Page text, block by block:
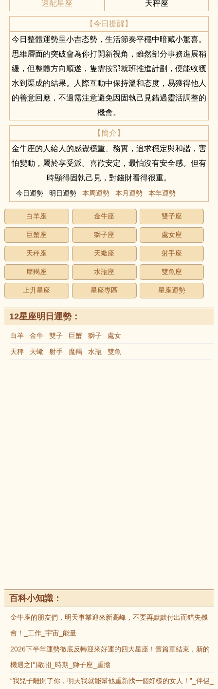
速配星座
天秤座
【今日提醒】
今日整體運勢呈小吉态勢，生活節奏平穩中暗藏小驚喜。
思維層面的突破會為你打開新視角，雖然部分事務進展稍
緩，但整體方向順遂，隻需按部就班推進計劃，便能收獲
水到渠成的結果。人際互動中保持溫和态度，易獲得他人
的善意回應，不過需注意避免因固執己見錯過靈活調整的
機會。
【簡介】
金牛座的人給人的感覺穩重、務實，追求穩定與和諧，害
怕變動，屬於享受派。喜歡安定，最怕沒有安全感。但有
時顯得固執己見，對錢財看得很重。
今日運勢 明日運勢 本周運勢 本月運勢 本年運勢
白羊座 金牛座 雙子座
巨蟹座 獅子座 處女座
天秤座 天蠍座 射手座
摩羯座 水瓶座 雙魚座
上升星座 星座專區 星座運勢
12星座明日運勢：
白羊 金牛 雙子 巨蟹 獅子 處女
天秤 天蠍 射手 魔羯 水瓶 雙魚
百科小知識：
金牛座的朋友們，明天事業迎來新高峰，不要再默默付出而錯失機
會！_工作_宇宙_能量
2026下半年運勢徹底反轉迎來好運的四大星座！舊篇章結束，新的
機遇之門敞開_時期_獅子座_重擔
“我兒子離開了你，明天我就能幫他重新找一個好樣的女人！”_伴侶_